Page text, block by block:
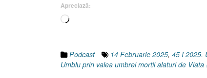
Apreciază:
Încarc...
Podcast 14 Februarie 2025, 45 I 2025.
Umblu prin valea umbrei mortii alaturi de